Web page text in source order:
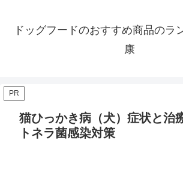
ドッグフードのおすすめ商品のラ
康
PR
猫ひっかき病（犬）症状と治
トネラ菌感染対策